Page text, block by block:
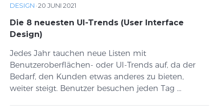
DESIGN ·20 JUNI 2021
Die 8 neuesten UI-Trends (User Interface
Design)
Jedes Jahr tauchen neue Listen mit
Benutzeroberflächen- oder UI-Trends auf, da der
Bedarf, den Kunden etwas anderes zu bieten,
weiter steigt. Benutzer besuchen jeden Tag ...